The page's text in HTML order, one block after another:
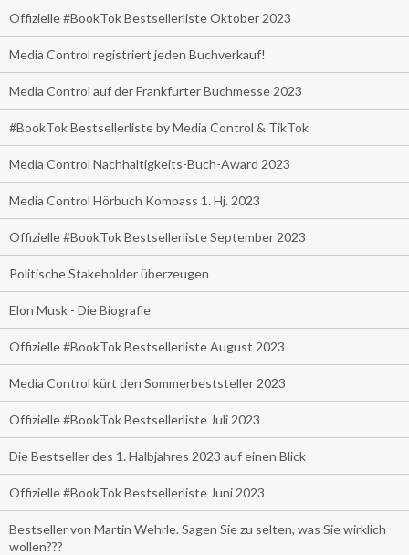
Offizielle #BookTok Bestsellerliste Oktober 2023
Media Control registriert jeden Buchverkauf!
Media Control auf der Frankfurter Buchmesse 2023
#BookTok Bestsellerliste by Media Control & TikTok
Media Control Nachhaltigkeits-Buch-Award 2023
Media Control Hörbuch Kompass 1. Hj. 2023
Offizielle #BookTok Bestsellerliste September 2023
Politische Stakeholder überzeugen
Elon Musk - Die Biografie
Offizielle #BookTok Bestsellerliste August 2023
Media Control kürt den Sommerbeststeller 2023
Offizielle #BookTok Bestsellerliste Juli 2023
Die Bestseller des 1. Halbjahres 2023 auf einen Blick
Offizielle #BookTok Bestsellerliste Juni 2023
Bestseller von Martin Wehrle. Sagen Sie zu selten, was Sie wirklich
wollen???